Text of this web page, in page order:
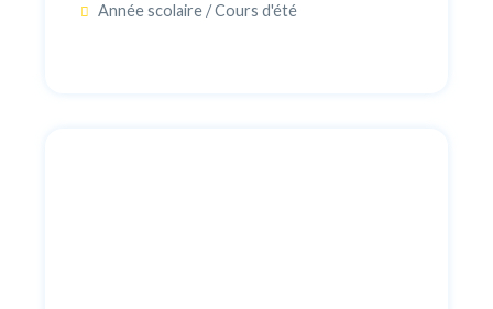
Année scolaire / Cours d'été